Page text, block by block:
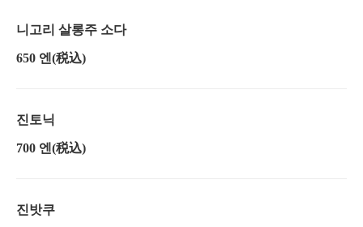
니고리 살롱주 소다
650 엔 (税込)
진토닉
700 엔 (税込)
진밧쿠